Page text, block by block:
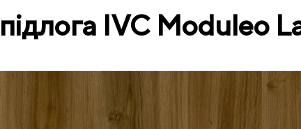
підлога IVC Moduleo